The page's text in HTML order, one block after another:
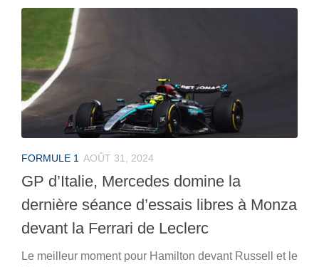
FORMULE 1 AOÛT 31, 2024
GP d’Italie, Mercedes domine la
dernière séance d’essais libres à Monza
devant la Ferrari de Leclerc
Le meilleur moment pour Hamilton devant Russell et le